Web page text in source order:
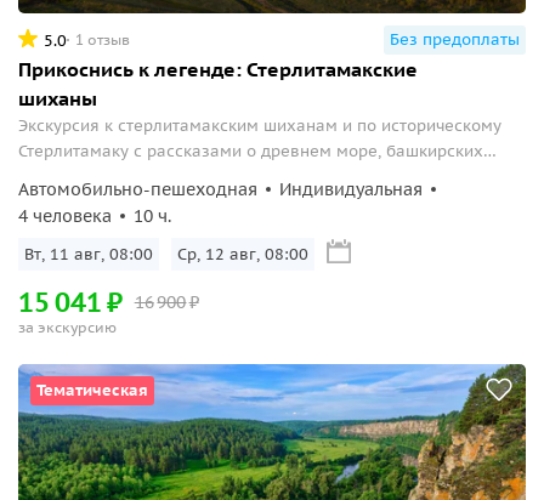
5.0 1 отзыв Без предоплаты
Прикоснись к легенде: Стерлитамакские
шиханы
Экскурсия к стерлитамакским шиханам и по историческому
Стерлитамаку с рассказами о древнем море, башкирских
Автомобильно-пешеходная
Индивидуальная
4 человека
10 ч.
Вт, 11 авг, 08:00 Ср, 12 авг, 08:00
16900₽
15041₽
за экскурсию
Тематическая